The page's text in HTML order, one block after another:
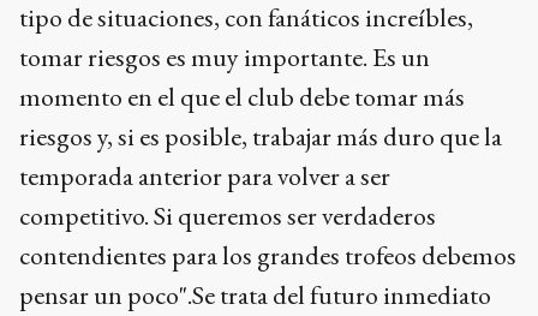
tipo de situaciones, con fanáticos increíbles,
tomar riesgos es muy importante. Es un
momento en el que el club debe tomar más
riesgos y, si es posible, trabajar más duro que la
temporada anterior para volver a ser
competitivo. Si queremos ser verdaderos
contendientes para los grandes trofeos debemos
pensar un poco".Se trata del futuro inmediato